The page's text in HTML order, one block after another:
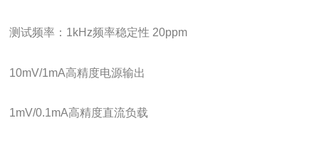
测试频率：1kHz频率稳定性 20ppm
10mV/1mA高精度电源输出
1mV/0.1mA高精度直流负载